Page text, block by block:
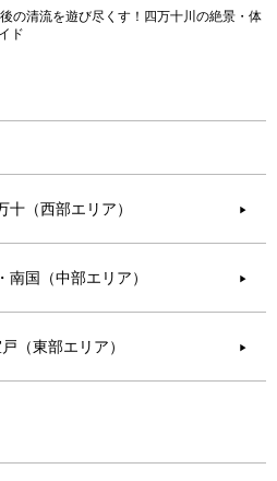
の清流を遊び尽くす！四万十川の絶景・体
ド
十（西部エリア） ▶︎
南国（中部エリア） ▶︎
（東部エリア） ▶︎